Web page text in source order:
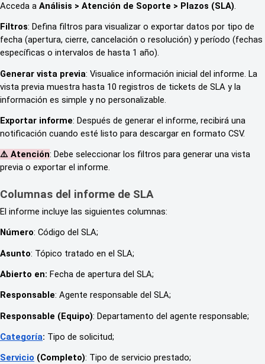
Acceda a Análisis > Atención de Soporte > Plazos (SLA).
Filtros: Defina filtros para visualizar o exportar datos por tipo de
fecha (apertura, cierre, cancelación o resolución) y período (fechas
específicas o intervalos de hasta 1 año).
Generar vista previa: Visualice información inicial del informe. La
vista previa muestra hasta 10 registros de tickets de SLA y la
información es simple y no personalizable.
Exportar informe: Después de generar el informe, recibirá una
notificación cuando esté listo para descargar en formato CSV.
⚠️ Atención: Debe seleccionar los filtros para generar una vista
previa o exportar el informe.
Columnas del informe de SLA
El informe incluye las siguientes columnas:
Número: Código del SLA;
Asunto: Tópico tratado en el SLA;
Abierto en: Fecha de apertura del SLA;
Responsable: Agente responsable del SLA;
Responsable (Equipo): Departamento del agente responsable;
Categoría: Tipo de solicitud;
Servicio (Completo): Tipo de servicio prestado;